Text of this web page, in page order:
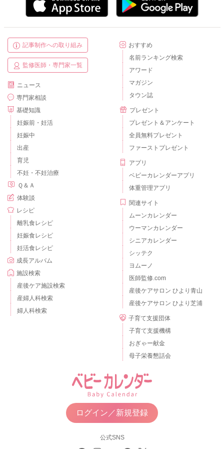
記事制作への取り組み
監修医師・専門家一覧
ニュース
専門家相談
基礎知識
妊娠前・妊活
妊娠中
出産
育児
不妊・不妊治療
Ｑ＆Ａ
体験談
レシピ
離乳食レシピ
妊娠食レシピ
妊活食レシピ
成長アルバム
施設検索
産後ケア施設検索
産婦人科検索
婦人科検索
おすすめ
名前ランキング検索
アワード
マガジン
タウン誌
プレゼント
プレゼント＆アンケート
全員無料プレゼント
ファーストプレゼント
アプリ
ベビーカレンダーアプリ
体重管理アプリ
関連サイト
ムーンカレンダー
ウーマンカレンダー
シニアカレンダー
シッテク
ヨムーノ
医師監修.com
産後ケアサロン ひより青山
産後ケアサロン ひより芝浦
子育て支援団体
子育て支援機構
おぎゃー献金
母子栄養懇話会
ログイン／新規登録
公式SNS